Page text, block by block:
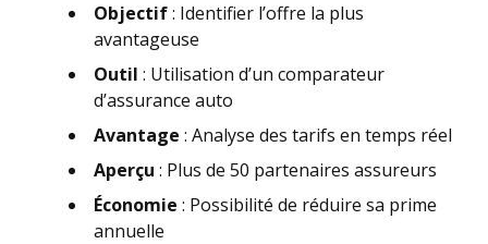
Objectif: Identifier l’offre la plus
avantageuse
Outil : Utilisation d’un comparateur
d’assurance auto
Avantage : Analyse des tarifs en temps réel
Aperçu : Plus de 50 partenaires assureurs
Économie : Possibilité de réduire sa prime
annuelle